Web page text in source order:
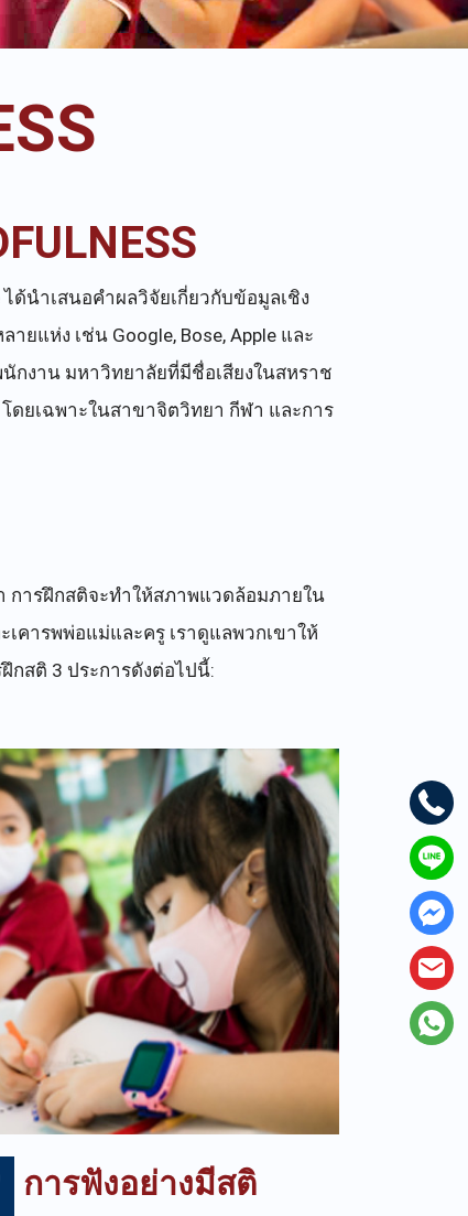
ด้นำเสนอคำผลวิจัยเกี่ยวกับข้อมูลเชิง
แห่ง เช่น Google, Bose, Apple และ
กงาน มหาวิทยาลัยที่มีชื่อเสียงในสหราช
ดยเฉพาะในสาขาจิตวิทยา กีฬา และการ
การฝึกสติจะทำให้สภาพแวดล้อมภายใน
เคารพพ่อแม่และครู เราดูแลพวกเขาให้
กสติ 3 ประการดังต่อไปนี้:
การฟังอย่างมีสติ